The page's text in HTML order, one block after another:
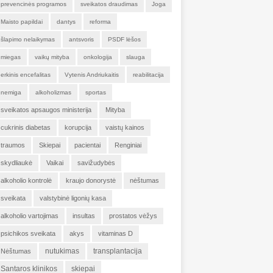
prevencinės programos sveikatos draudimas Joga
Maisto papildai dantys reforma
šlapimo nelaikymas antsvoris PSDF lėšos
miegas vaikų mityba onkologija slauga
erkinis encefalitas Vytenis Andriukaitis reabilitacija
nemiga alkoholizmas sportas
sveikatos apsaugos ministerija Mityba
cukrinis diabetas korupcija vaistų kainos
traumos Skiepai pacientai Renginiai
skydliaukė Vaikai savižudybės
alkoholio kontrolė kraujo donorystė nėštumas
sveikata valstybinė ligonių kasa
alkoholio vartojimas insultas prostatos vėžys
psichikos sveikata akys vitaminas D
Nėštumas nutukimas transplantacija
Santaros klinikos skiepai